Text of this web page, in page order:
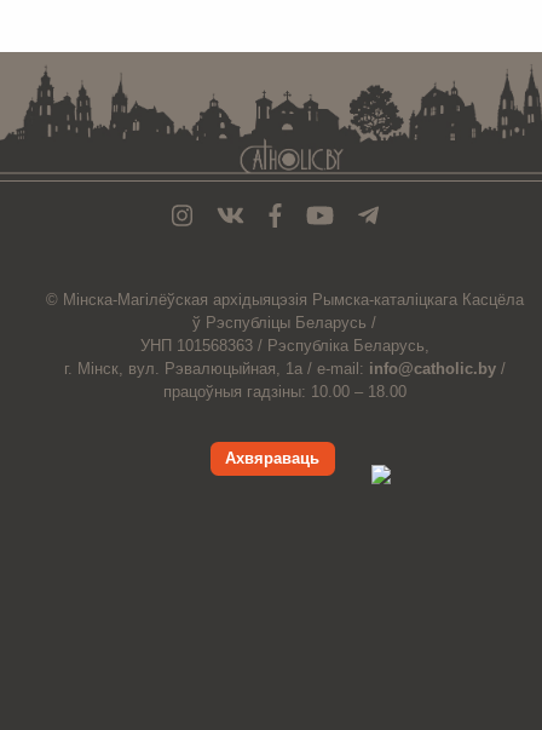
© Мiнска-Магiлёўская архiдыяцэзiя Рымска-каталіцкага Касцёла
ў Рэспубліцы Беларусь /
УНП 101568363 / Рэспубліка Беларусь,
г. Мінск, вул. Рэвалюцыйная, 1а / e-mail: info@catholic.by /
працоўныя гадзіны: 10.00 – 18.00
Ахвяраваць